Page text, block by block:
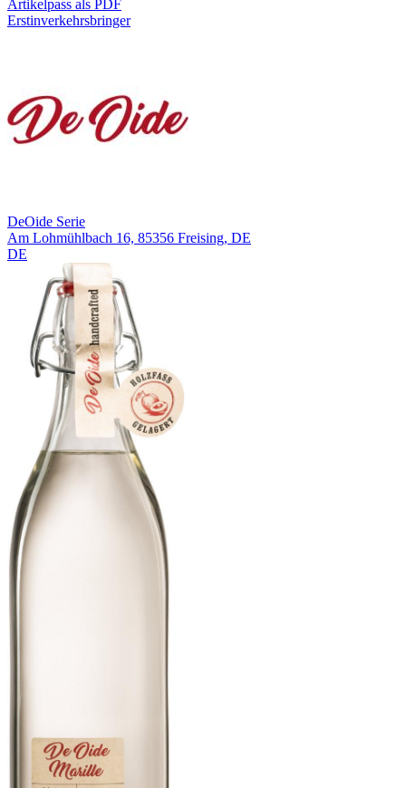
Artikelpass als PDF
Erstinverkehrsbringer
DeOide Serie
Am Lohmühlbach 16, 85356 Freising, DE
DE